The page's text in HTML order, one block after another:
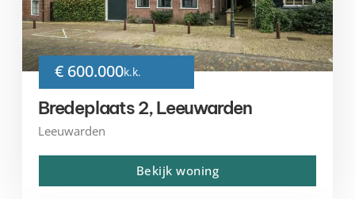
€ 600.000k.k.
Bredeplaats 2, Leeuwarden
Leeuwarden
Bekijk woning